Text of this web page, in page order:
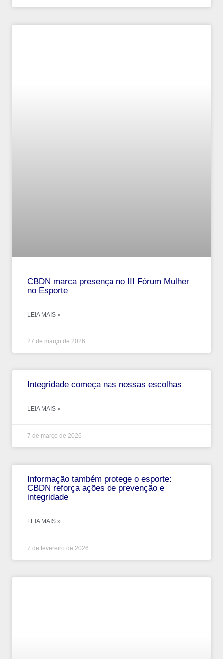
CBDN marca presença no III Fórum Mulher
no Esporte
LEIA MAIS »
27 de março de 2026
Integridade começa nas nossas escolhas
LEIA MAIS »
7 de março de 2026
Informação também protege o esporte:
CBDN reforça ações de prevenção e
integridade
LEIA MAIS »
7 de fevereiro de 2026